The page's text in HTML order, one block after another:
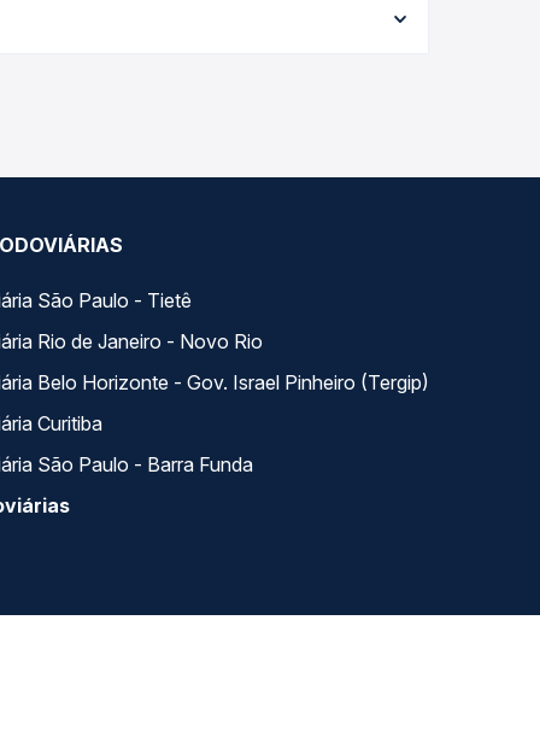
real e garante a melhor oferta para o seu
São Paulo - Tietê
Rio de Janeiro - Novo Rio
Belo Horizonte - Gov. Israel Pinheiro (Tergip)
Curitiba
São Paulo - Barra Funda